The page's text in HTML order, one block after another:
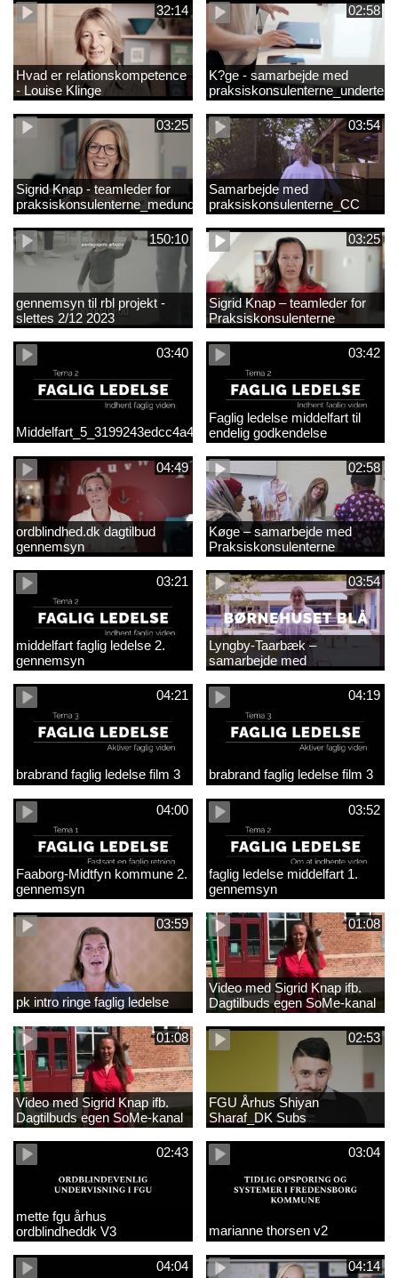
32:14
Hvad er relationskompetence
- Louise Klinge
02:58
K?ge - samarbejde med
03:25
Sigrid Knap - teamleder for
praksiskonsulenterne_medundertekst
03:54
Samarbejde med
praksiskonsulenterne_CC
150:10
gennemsyn til rbl projekt -
slettes 2/12 2023
03:25
Sigrid Knap – teamleder for
Praksiskonsulenterne
03:40
Middelfart_5_3199243edcc4a41acb865705c927d015.mp4
03:42
Faglig ledelse middelfart til
endelig godkendelse
04:49
ordblindhed.dk dagtilbud
gennemsyn
02:58
Køge – samarbejde med
Praksiskonsulenterne
03:21
middelfart faglig ledelse 2.
gennemsyn
03:54
Lyngby-Taarbæk –
samarbejde med
Praksiskonsulenterne
04:21
brabrand faglig ledelse film 3
04:19
brabrand faglig ledelse film 3
04:00
Faaborg-Midtfyn kommune 2.
gennemsyn
03:52
faglig ledelse middelfart 1.
gennemsyn
03:59
pk intro ringe faglig ledelse
01:08
Video med Sigrid Knap ifb.
Dagtilbuds egen SoMe-kanal
med tekster
01:08
Video med Sigrid Knap ifb.
Dagtilbuds egen SoMe-kanal
02:53
FGU Århus Shiyan
Sharaf_DK Subs
02:43
mette fgu århus
ordblindheddk V3
03:04
marianne thorsen v2
04:04 04:14